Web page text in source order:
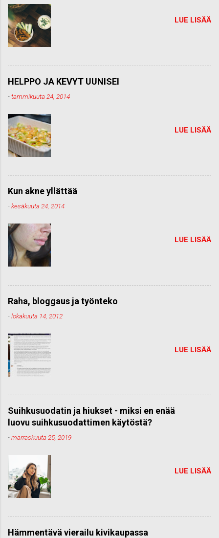
LUE LISÄÄ
HELPPO JA KEVYT UUNISEI
-tammikuuta 24, 2014
LUE LISÄÄ
Kun akne yllättää
-kesäkuuta 24, 2014
LUE LISÄÄ
Raha, bloggaus ja työnteko
-lokakuuta 14, 2012
LUE LISÄÄ
Suihkusuodatin ja hiukset - miksi en enää
luovu suihkusuodattimen käytöstä?
-marraskuuta 25, 2019
LUE LISÄÄ
Hämmentävä vierailu kivikaupassa